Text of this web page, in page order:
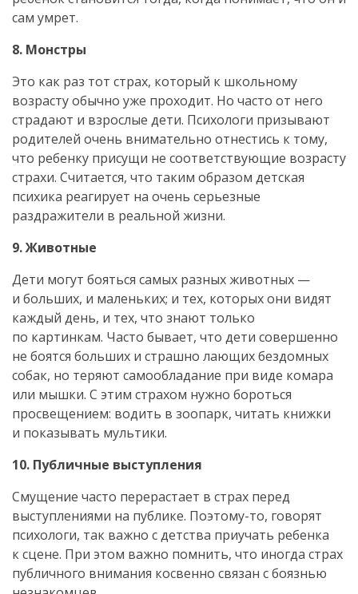
сам умрет.
8. Монстры
Это как раз тот страх, который к школьному
возрасту обычно уже проходит. Но часто от него
страдают и взрослые дети. Психологи призывают
родителей очень внимательно отнестись к тому,
что ребенку присущи не соответствующие возрасту
страхи. Считается, что таким образом детская
психика реагирует на очень серьезные
раздражители в реальной жизни.
9. Животные
Дети могут бояться самых разных животных —
и больших, и маленьких; и тех, которых они видят
каждый день, и тех, что знают только
по картинкам. Часто бывает, что дети совершенно
не боятся больших и страшно лающих бездомных
собак, но теряют самообладание при виде комара
или мышки. С этим страхом нужно бороться
просвещением: водить в зоопарк, читать книжки
и показывать мультики.
10. Публичные выступления
Смущение часто перерастает в страх перед
выступлениями на публике. Поэтому-то, говорят
психологи, так важно с детства приучать ребенка
к сцене. При этом важно помнить, что иногда страх
публичного внимания косвенно связан с боязнью